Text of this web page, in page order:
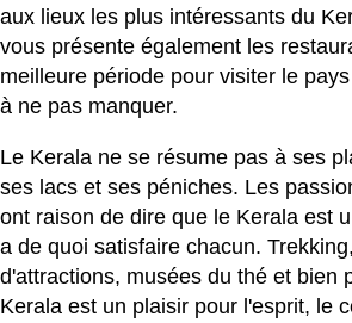
aux lieux les plus intéressants du
vous présente également les
meilleure période pour visiter le
à ne pas manquer.
Le Kerala ne se résume pas à ses
ses lacs et ses péniches. Les
ont raison de dire que le Kerala est
a de quoi satisfaire chacun.
d'attractions, musées du thé et bien
Kerala est un plaisir pour l'esprit, le